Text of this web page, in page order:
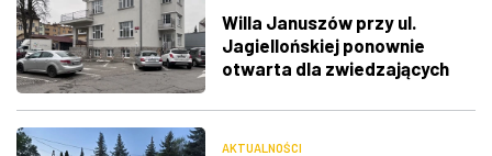
Willa Januszów przy ul.
Jagiellońskiej ponownie
otwarta dla zwiedzających
AKTUALNOŚCI